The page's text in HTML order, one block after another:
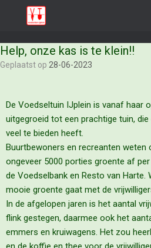
Help, onze kas is te klein!!
Geplaatst op 28-06-2023
De Voedseltuin IJplein is vanaf haar
uitgegroeid tot een prachtige tuin, die
veel te bieden heeft.
Buurtbewoners en recreanten weten
ongeveer 5000 porties groente af
de Voedselbank en Resto van Harte.
mooie groente gaat met de
In de afgelopen jaren is het aantal
flink gestegen, daarmee ook het
emmers en kruiwagens. Het zou